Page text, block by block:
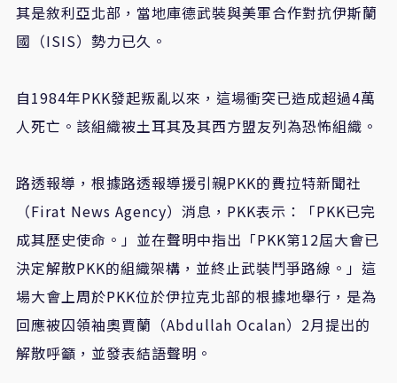
其是敘利亞北部，當地庫德武裝與美軍合作對抗伊斯蘭
國（ISIS）勢力已久。
自1984年PKK發起叛亂以來，這場衝突已造成超過4萬
人死亡。該組織被土耳其及其西方盟友列為恐怖組織。
路透報導，根據路透報導援引親PKK的費拉特新聞社
（Firat News Agency）消息，PKK表示：「PKK已完
成其歷史使命。」並在聲明中指出「PKK第12屆大會已
決定解散PKK的組織架構，並終止武裝鬥爭路線。」這
場大會上周於PKK位於伊拉克北部的根據地舉行，是為
回應被囚領袖奧賈蘭（Abdullah Ocalan）2月提出的
解散呼籲，並發表結語聲明。